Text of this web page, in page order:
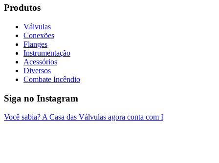
Produtos
Válvulas
Conexões
Flanges
Instrumentação
Acessórios
Diversos
Combate Incêndio
Siga no Instagram
Você sabia? A Casa das Válvulas agora conta com I